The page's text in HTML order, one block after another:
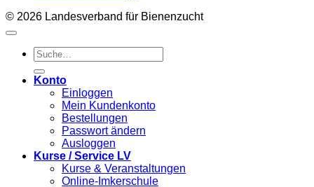
© 2026 Landesverband für Bienenzucht
Suche
nach:
Konto
Einloggen
Mein Kundenkonto
Bestellungen
Passwort ändern
Ausloggen
Kurse / Service LV
Kurse & Veranstaltungen
Online-Imkerschule